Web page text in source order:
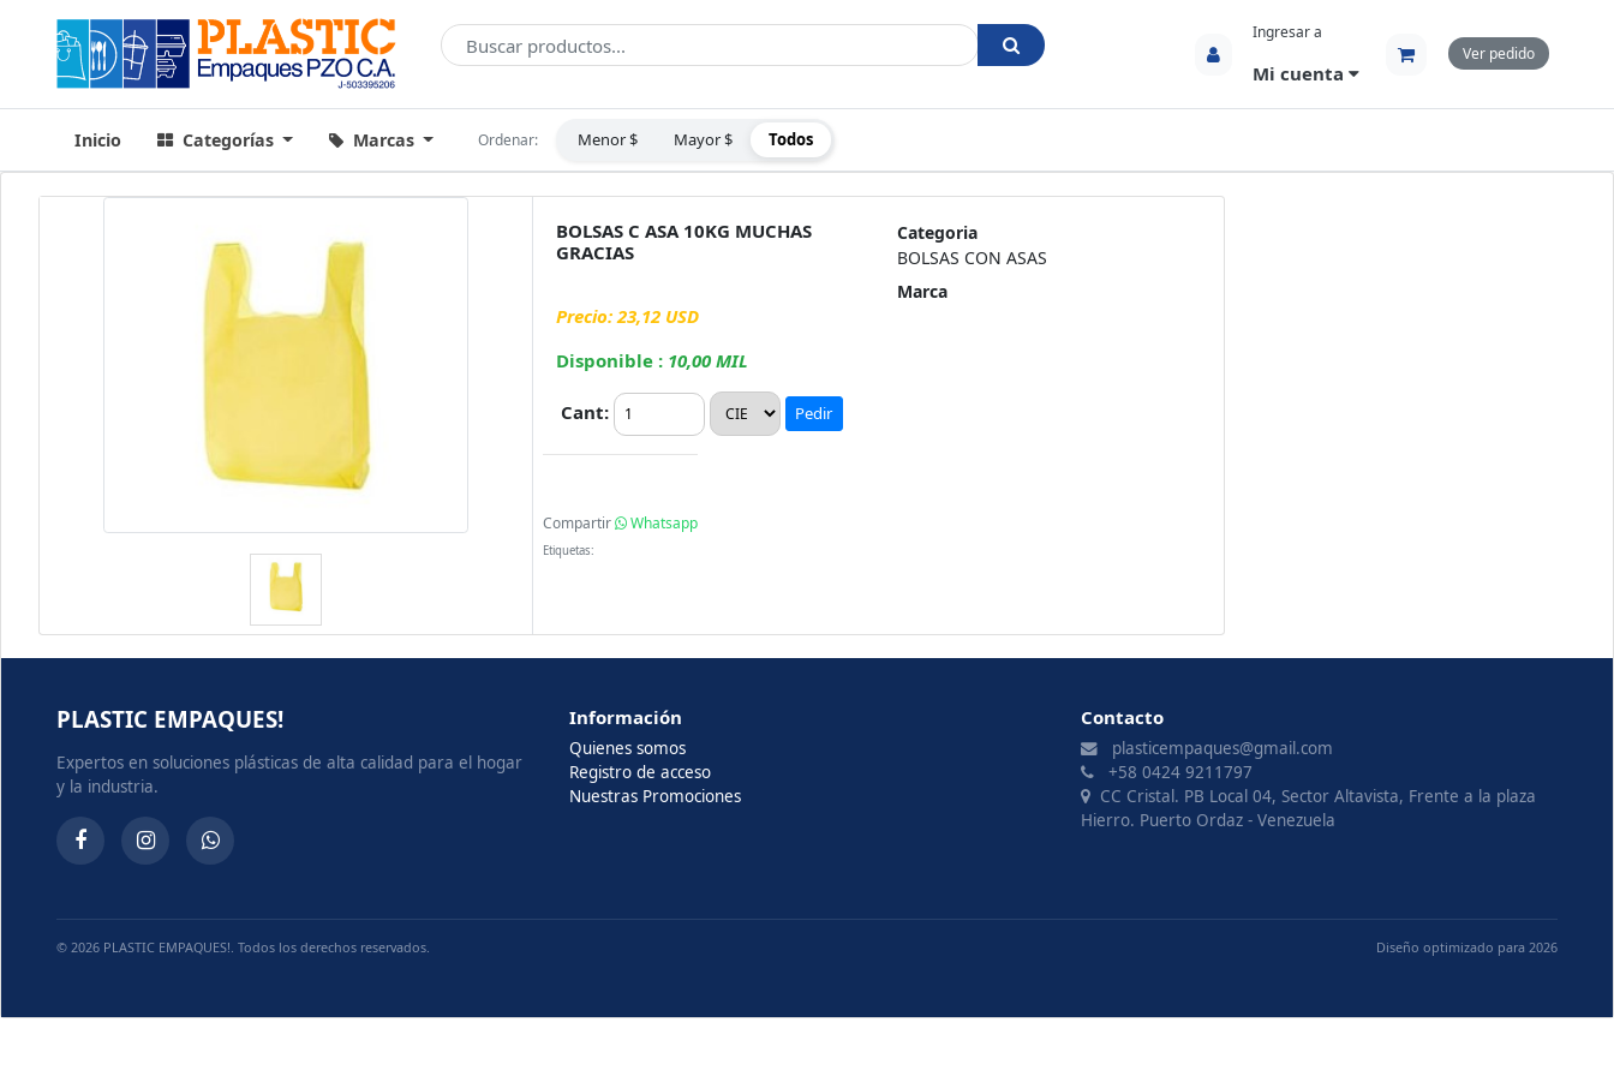
Ingresar a
Mi cuenta
Ver pedido
Inicio Categorías Marcas Ordenar: Menor $ Mayor $ Todos
BOLSAS C ASA 10KG MUCHAS
GRACIAS
Precio: 23,12 USD
Disponible : 10,00 MIL
Cant: Pedir
Categoria
BOLSAS CON ASAS
Marca
Compartir Whatsapp
Etiquetas:
PLASTIC EMPAQUES!
Expertos en soluciones plásticas de alta calidad para el hogar
y la industria.
Información
Quienes somos
Registro de acceso
Nuestras Promociones
Contacto
plasticempaques@gmail.com
+58 0424 9211797
CC Cristal. PB Local 04, Sector Altavista, Frente a la plaza
Hierro. Puerto Ordaz - Venezuela
© 2026 PLASTIC EMPAQUES!. Todos los derechos reservados. Diseño optimizado para 2026